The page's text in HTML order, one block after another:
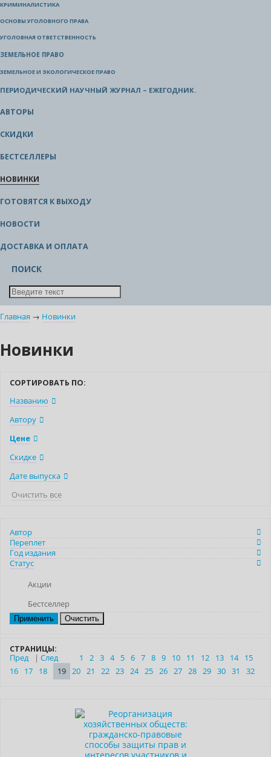
КРИМИНАЛИСТИКА
ОСНОВЫ УГОЛОВНОГО ПРАВА
УГОЛОВНАЯ ОТВЕТСТВЕННОСТЬ
ЗЕМЕЛЬНОЕ ПРАВО
ЗЕМЕЛЬНОЕ И ЭКОЛОГИЧЕСКОЕ ПРАВО
ПЕРИОДИЧЕСКИЙ НАУЧНЫЙ ЖУРНАЛ – ЕЖЕГОДНИК.
АВТОРЫ
СКИДКИ
БЕСТСЕЛЛЕРЫ
НОВИНКИ
ГОТОВЯТСЯ К ВЫХОДУ
НОВОСТИ
ДОСТАВКА И ОПЛАТА
ПОИСК
Главная → Новинки
Новинки
СОРТИРОВАТЬ ПО:
Названию
Автору
Цене
Скидке
Дате выпуска
Очистить все
Автор
Переплет
Год издания
Статус
Акции
Бестселлер
Очистить
СТРАНИЦЫ:
Пред
| След 1 2 3 4 5 6 7 8 9 10 11 12 13 14
15
16
17 18 19 20 21 22 23 24 25 26 27 28 29 30 31 32